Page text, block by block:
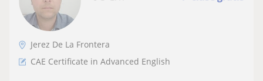
Jerez De La Frontera
CAE Certificate in Advanced English